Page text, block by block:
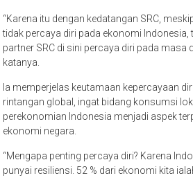
“Karena itu dengan kedatangan SRC,
tidak percaya diri pada ekonomi Indonesia,
partner SRC di sini percaya diri pada masa
katanya.
Ia memperjelas keutamaan kepercayaan
rintangan global, ingat bidang konsumsi
perekonomian Indonesia menjadi aspek
ekonomi negara.
“Mengapa penting percaya diri? Karena
punyai resiliensi. 52 % dari ekonomi kita